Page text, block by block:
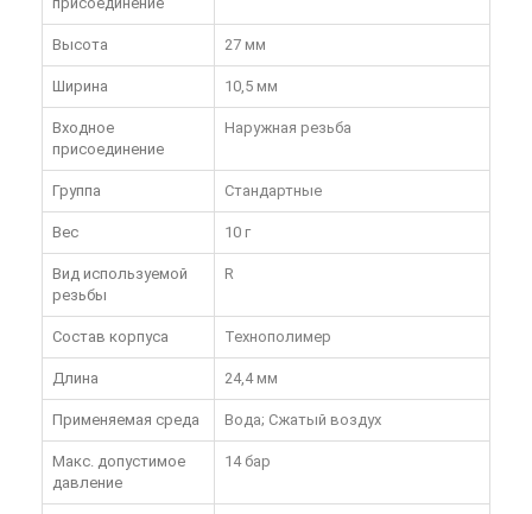
Высота 27 мм
Ширина 10,5 мм
Входное
присоединение
Наружная резьба
Группа Стандартные
Вес 10 г
Вид используемой
резьбы
R
Состав корпуса Технополимер
Длина 24,4 мм
Применяемая среда Вода; Сжатый воздух
Макс. допустимое
давление
14 бар